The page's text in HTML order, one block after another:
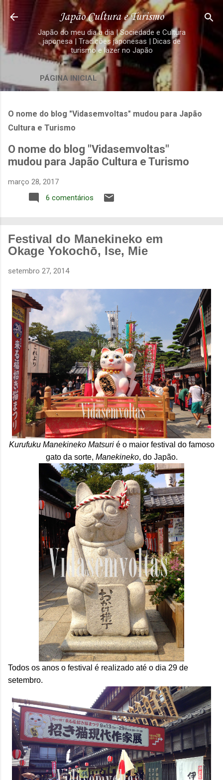
Pular para o conteúdo principal
Japão Cultura e Turismo
Japão do meu dia a dia | Sociedade e Cultura
japonesa | Tradições japonesas | Dicas de
turismo e lazer no Japão
PÁGINA INICIAL
O nome do blog "Vidasemvoltas" mudou para Japão
Cultura e Turismo
O nome do blog "Vidasemvoltas"
mudou para Japão Cultura e Turismo
março 28, 2017
6 comentários
Festival do Manekineko em
Okage Yokochō, Ise, Mie
setembro 27, 2014
Kurufuku Manekineko Matsuri é o maior festival do famoso
gato da sorte, Manekineko, do Japão.
Todos os anos o festival é realizado até o dia 29 de
setembro.